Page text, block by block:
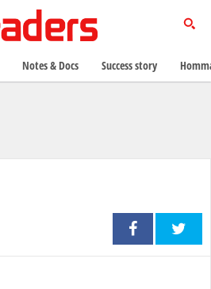
Notes & Docs Success story